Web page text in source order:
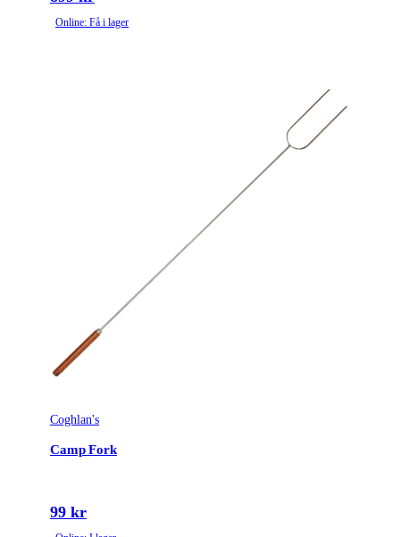
Online: Få i lager
Coghlan's
Camp Fork
99 kr